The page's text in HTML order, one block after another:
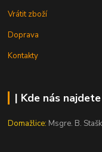
Vrátit zboží
Doprava
Kontakty
| Kde nás najdete
Domažlice: Msgre. B.